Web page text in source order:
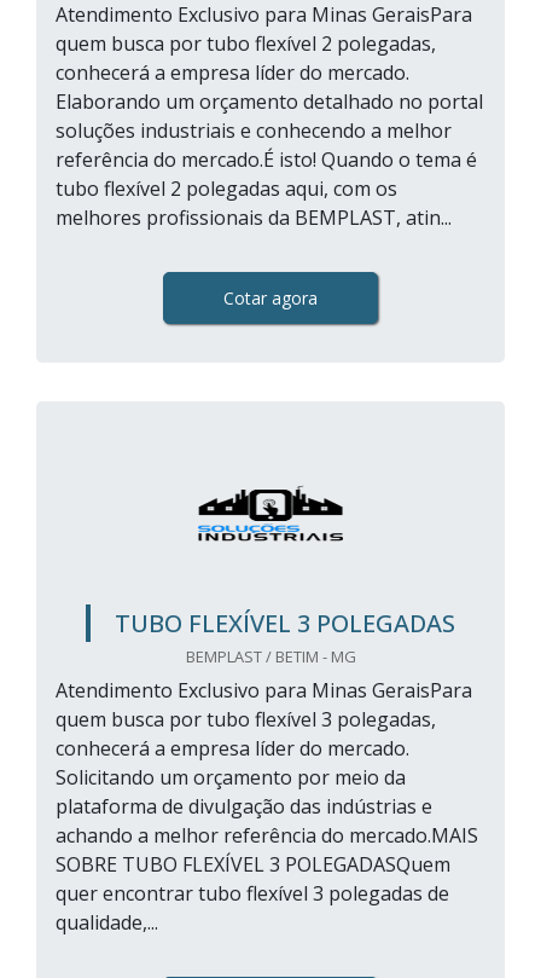
Atendimento Exclusivo para Minas GeraisPara
quem busca por tubo flexível 2 polegadas,
conhecerá a empresa líder do mercado.
Elaborando um orçamento detalhado no portal
soluções industriais e conhecendo a melhor
referência do mercado.É isto! Quando o tema é
tubo flexível 2 polegadas aqui, com os
melhores profissionais da BEMPLAST, atin...
Cotar agora
TUBO FLEXÍVEL 3 POLEGADAS
BEMPLAST / BETIM - MG
Atendimento Exclusivo para Minas GeraisPara
quem busca por tubo flexível 3 polegadas,
conhecerá a empresa líder do mercado.
Solicitando um orçamento por meio da
plataforma de divulgação das indústrias e
achando a melhor referência do mercado.MAIS
SOBRE TUBO FLEXÍVEL 3 POLEGADASQuem
quer encontrar tubo flexível 3 polegadas de
qualidade,...